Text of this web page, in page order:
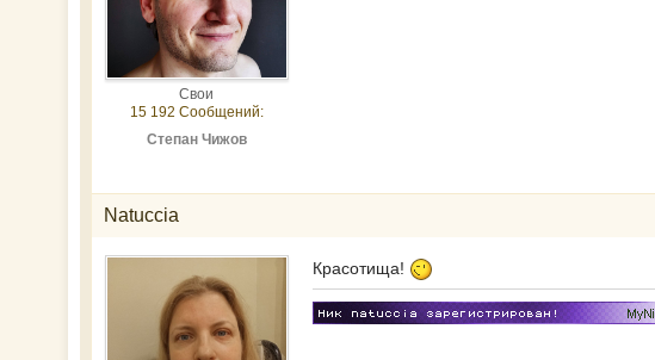
Свои
15 192 Сообщений:
Степан Чижов
Natuccia
Красотища!